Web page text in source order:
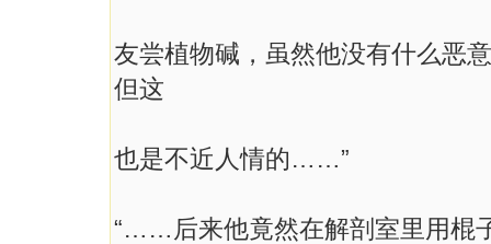
友尝植物碱，虽然他没有什么恶
但这
也是不近人情的……”
“……后来他竟然在解剖室里用棍